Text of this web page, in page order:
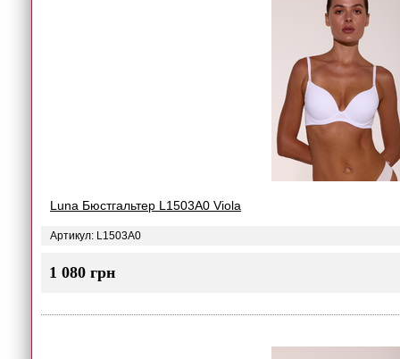
Luna Бюстгальтер L1503A0 Viola
Артикул: L1503A0
1 080 грн